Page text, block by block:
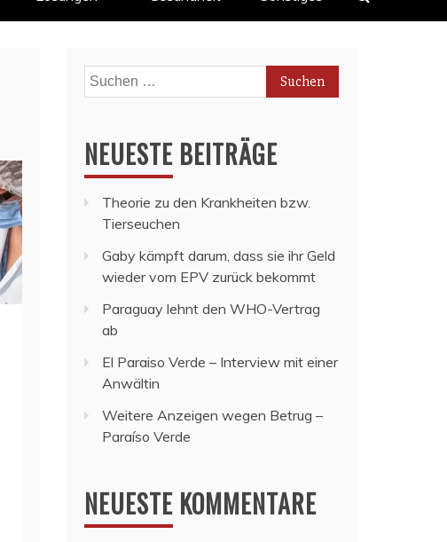
Suchen
nach:
NEUESTE BEITRÄGE
Theorie zu den Krankheiten bzw.
Tierseuchen
Gaby kämpft darum, dass sie ihr Geld
wieder vom EPV zurück bekommt
Paraguay lehnt den WHO-Vertrag
ab
El Paraiso Verde – Interview mit einer
Anwältin
Weitere Anzeigen wegen Betrug –
Paraíso Verde
NEUESTE KOMMENTARE